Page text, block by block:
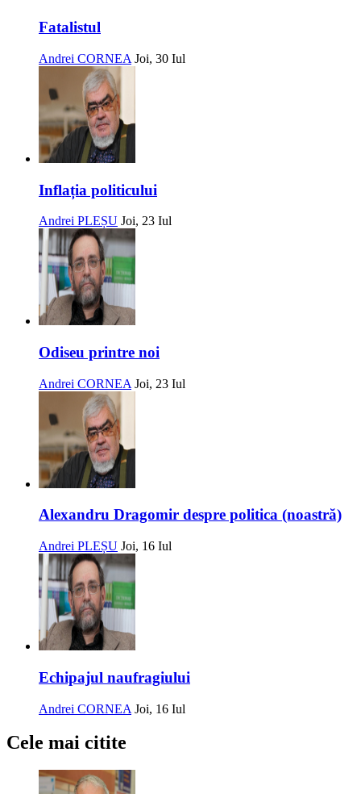
Fatalistul
Andrei CORNEA Joi, 30 Iul
Inflația politicului
Andrei PLEȘU Joi, 23 Iul
Odiseu printre noi
Andrei CORNEA Joi, 23 Iul
Alexandru Dragomir despre politica (noastră)
Andrei PLEȘU Joi, 16 Iul
Echipajul naufragiului
Andrei CORNEA Joi, 16 Iul
Cele mai citite